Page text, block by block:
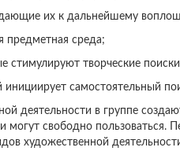
их к дальнейшему
предметная среда;
стимулируют творческие
самостоятельный
деятельности в группе
свободно пользоваться.
художественной